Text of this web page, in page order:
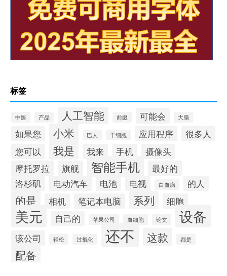
标签
中医 产品 人工智能 前缀 可能会 大脑
如果您 小米 巴人 干细胞 应用程序
很多人
您可以
我是 我来 手机
摄像头
摩托罗拉
旗舰 智能手机
最好的
洛杉矶
电动汽车 电池 电视 白血病 的人
的是 相机 笔记本电脑 系列 细胞
美元 自己的 苹果公司 血细胞 论文 设备
该公司 轻松 过氧化 还不 这款 都是
配备